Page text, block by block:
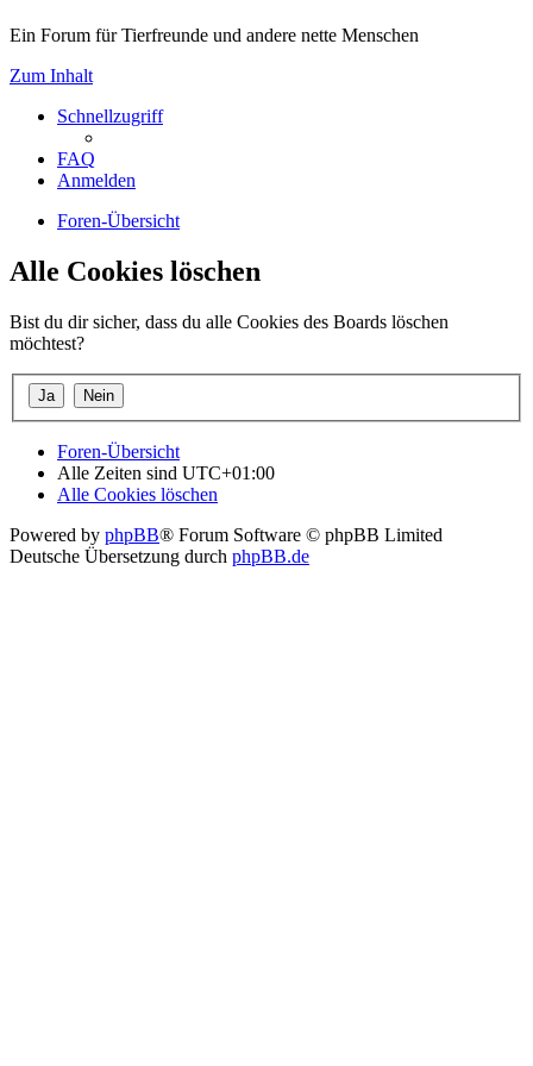
Ein Forum für Tierfreunde und andere nette Menschen
Zum Inhalt
Schnellzugriff
FAQ
Anmelden
Foren-Übersicht
Alle Cookies löschen
Bist du dir sicher, dass du alle Cookies des Boards löschen
möchtest?
Foren-Übersicht
Alle Zeiten sind UTC+01:00
Alle Cookies löschen
Powered by phpBB® Forum Software © phpBB Limited
Deutsche Übersetzung durch phpBB.de